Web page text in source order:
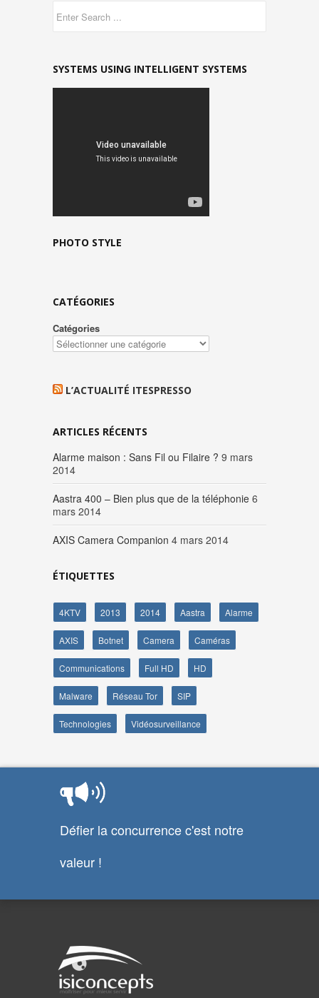
SYSTEMS USING INTELLIGENT SYSTEMS
PHOTO STYLE
CATÉGORIES
Catégories
L’ACTUALITÉ ITESPRESSO
ARTICLES RÉCENTS
Alarme maison : Sans Fil ou Filaire ? 9 mars
2014
Aastra 400 – Bien plus que de la téléphonie 6
mars 2014
AXIS Camera Companion 4 mars 2014
ÉTIQUETTES
4KTV 2013 2014 Aastra Alarme
AXIS Botnet Camera Caméras
Communications Full HD HD
Malware Réseau Tor SIP
Technologies Vidéosurveillance
Défier la concurrence c'est notre
valeur !